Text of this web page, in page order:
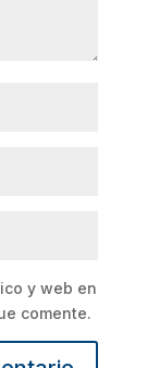
y web en
comente.